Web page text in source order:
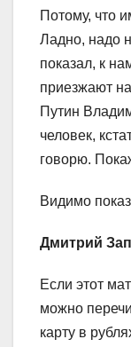
Потому, что
Ладно, надо
показал, к
приезжают
Путин
человек,
говорю.
Видимо
Дмитрий
Если этот
можно
карту в